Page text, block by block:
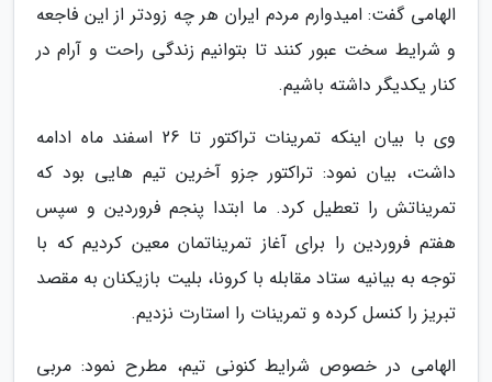
الهامی گفت: امیدوارم مردم ایران هر چه زودتر از این فاجعه
و شرایط سخت عبور کنند تا بتوانیم زندگی راحت و آرام در
کنار یکدیگر داشته باشیم.
وی با بیان اینکه تمرینات تراکتور تا 26 اسفند ماه ادامه
داشت، بیان نمود: تراکتور جزو آخرین تیم هایی بود که
تمریناتش را تعطیل کرد. ما ابتدا پنجم فروردین و سپس
هفتم فروردین را برای آغاز تمریناتمان معین کردیم که با
توجه به بیانیه ستاد مقابله با کرونا، بلیت بازیکنان به مقصد
تبریز را کنسل کرده و تمرینات را استارت نزدیم.
الهامی در خصوص شرایط کنونی تیم، مطرح نمود: مربی